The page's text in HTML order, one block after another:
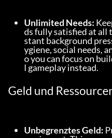
Unlimited Needs:
ds fully satisfied at all
stant background
ygiene, social needs,
o you can focus on
l gameplay instead.
Geld und
Unbegrenztes Geld: